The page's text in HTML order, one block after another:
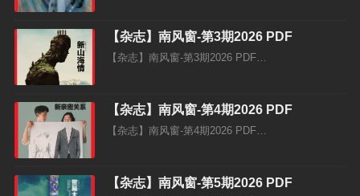
【杂志】南风窗-第3期2026 PDF
【杂志】南风窗-第3期2026 PDF…
【杂志】南风窗-第4期2026 PDF
【杂志】南风窗-第4期2026 PDF…
【杂志】南风窗-第5期2026 PDF